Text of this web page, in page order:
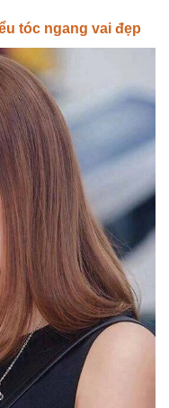
tóc ngang vai đẹp